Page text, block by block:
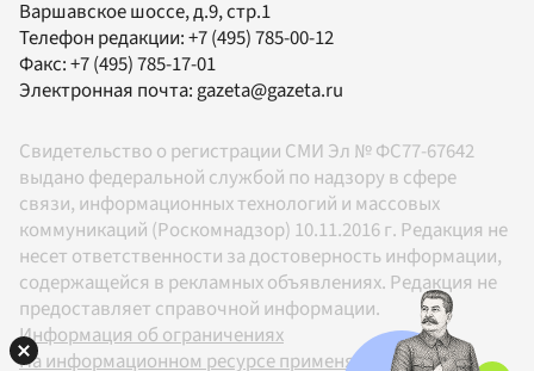
Варшавское шоссе, д.9, стр.1
Телефон редакции:+7 (495) 785-00-12
Факс:+7 (495) 785-17-01
Электронная почта:gazeta@gazeta.ru
Свидетельство о регистрации СМИ Эл № ФС77-67642
выдано федеральной службой по надзору в сфере
связи, информационных технологий и массовых
коммуникаций (Роскомнадзор) 10.11.2016 г. Редакция не
несет ответственности за достоверность информации,
содержащейся в рекламных объявлениях. Редакция не
предоставляет справочной информации.
Информация об ограничениях
На информационном ресурсе применяются